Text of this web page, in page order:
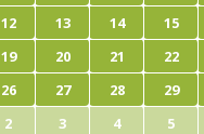
12
13 14 15
19
20 21 22
26
27 28 29
2
3 4 5